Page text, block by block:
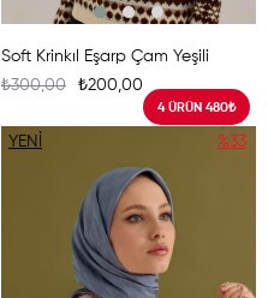
Soft Krinkıl Eşarp Çam Yeşili
₺200,00
₺300,00
4 ÜRÜN 480₺
%33
YENI